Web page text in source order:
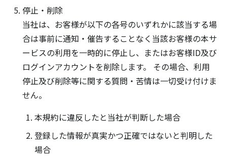
停止・削除
当社は、お客様が以下の各号のいずれかに該当する場
合は事前に通知・催告することなく当該お客様の本サ
ービスの利用を一時的に停止し、またはお客様ID及び
ログインアカウントを削除します。 その場合、利用
停止及び削除等に関する質問・苦情は一切受け付けま
せん。
本規約に違反したと当社が判断した場合
登録した情報が真実かつ正確ではないと判明した
場合